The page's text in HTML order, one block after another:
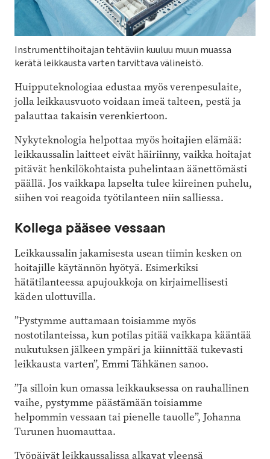
Instrumenttihoitajan tehtäviin kuuluu muun muassa
kerätä leikkausta varten tarvittava välineistö.
Huipputeknologiaa edustaa myös verenpesulaite,
jolla leikkausvuoto voidaan imeä talteen, pestä ja
palauttaa takaisin verenkiertoon.
Nykyteknologia helpottaa myös hoitajien elämää:
leikkaussalin laitteet eivät häiriinny, vaikka hoitajat
pitävät henkilökohtaista puhelintaan äänettömästi
päällä. Jos vaikkapa lapselta tulee kiireinen puhelu,
siihen voi reagoida työtilanteen niin salliessa.
Kollega pääsee vessaan
Leikkaussalin jakamisesta usean tiimin kesken on
hoitajille käytännön hyötyä. Esimerkiksi
hätätilanteessa apujoukkoja on kirjaimellisesti
käden ulottuvilla.
”Pystymme auttamaan toisiamme myös
nostotilanteissa, kun potilas pitää vaikkapa kääntää
nukutuksen jälkeen ympäri ja kiinnittää tukevasti
leikkausta varten”, Emmi Tähkänen sanoo.
”Ja silloin kun omassa leikkauksessa on rauhallinen
vaihe, pystymme päästämään toisiamme
helpommin vessaan tai pienelle tauolle”, Johanna
Turunen huomauttaa.
Työpäivät leikkaussalissa alkavat yleensä